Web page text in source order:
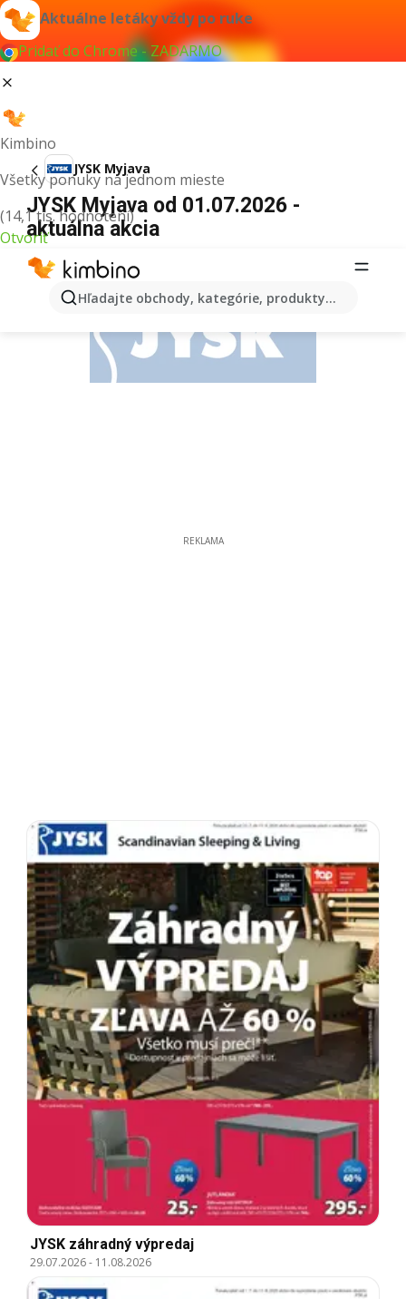
Aktuálne letáky vždy po ruke
Pridať do Chrome - ZADARMO
Kimbino
Všetky ponuky na jednom mieste
(14,1 tis. hodnotení)
Otvoriť
Hľadajte obchody, kategórie, produkty...
JYSK Myjava
JYSK Myjava od 01.07.2026 -
aktuálna akcia
REKLAMA
JYSK záhradný výpredaj
29.07.2026- 11.08.2026